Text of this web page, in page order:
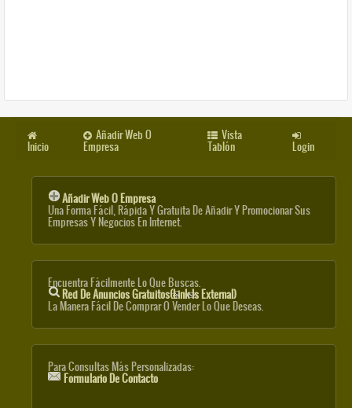
Inicio
Añadir Web O
Empresa
Vista
Tablón Login
Añadir Web O Empresa
Una Forma Fácil, Rápida Y Gratuita De Añadir Y Promocionar Sus
Empresas Y Negocios En Internet.
Encuentra Fácilmente Lo Que Buscas.
Red De Anuncios Gratuitos(link Is External)
La Manera Fácil De Comprar O Vender Lo Que Deseas.
Para Consultas Más Personalizadas:
Formulario De Contacto